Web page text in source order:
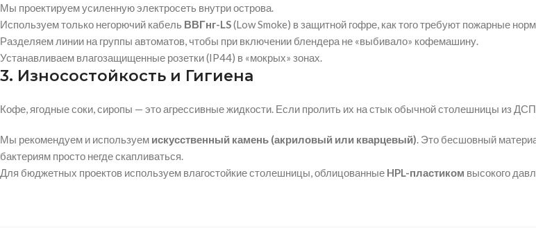
Мы проектируем усиленную электросеть внутри острова.
Используем только негорючий кабель ВВГнг-LS(Low Smoke) в защитной гофре, как того требуют пожарные
Разделяем линии на группы автоматов, чтобы при включении блендера не «выбивало» кофемашину.
Устанавливаем влагозащищенные розетки (IP44) в «мокрых» зонах.
3. Износостойкость и Гигиена
Кофе, ягодные соки, сиропы — это агрессивные жидкости. Если пролить их на стык обычной столешницы из
Мы рекомендуем и используем искусственный камень (акриловый или кварцевый) . Это бесшовный
бактериям просто негде скапливаться.
Для бюджетных проектов используем влагостойкие столешницы, облицованные HPL-пластиком высокого